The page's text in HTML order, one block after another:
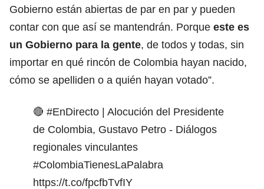
Gobierno están abiertas de par en par y pueden
contar con que así se mantendrán. Porque este es
un Gobierno para la gente, de todos y todas, sin
importar en qué rincón de Colombia hayan nacido,
cómo se apelliden o a quién hayan votado”.
🔴 #EnDirecto | Alocución del Presidente
de Colombia, Gustavo Petro - Diálogos
regionales vinculantes
#ColombiaTienesLaPalabra
https://t.co/fpcfbTvfIY